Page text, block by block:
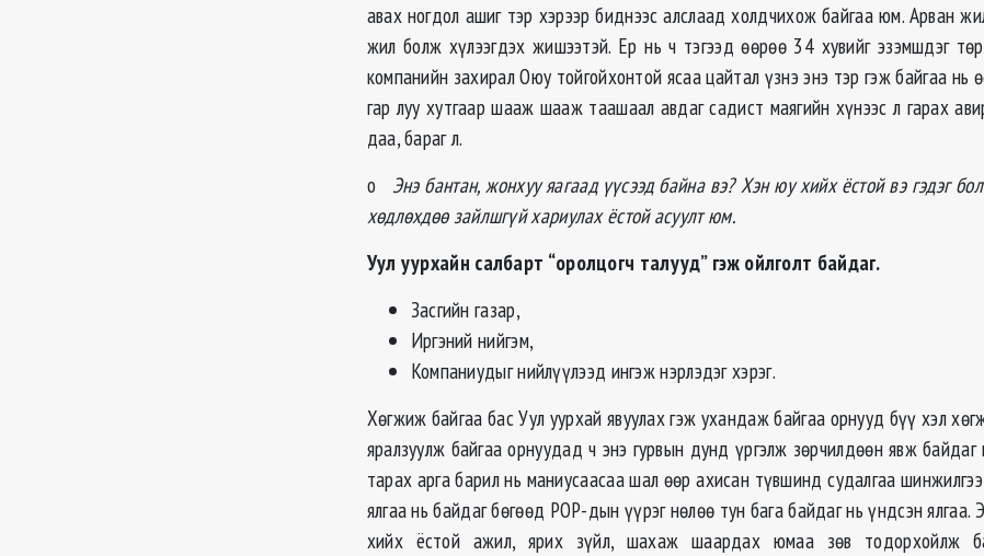
авах ногдол ашиг тэр хэрээр биднээс алслаад холдчихож байгаа юм. Арван
жил болж хүлээгдэх жишээтэй. Ер нь ч тэгээд өөрөө 34 хувийг эзэмшдэг
компанийн захирал Оюу тойгойхонтой ясаа цайтал үзнэ энэ тэр гэж байгаа нь
гар луу хутгаар шааж шааж таашаал авдаг садист маягийн хүнээс л гарах
даа, бараг л.
o Энэ бантан, жонхуу яагаад үүсээд байна вэ? Хэн юу хийх ёстой вэ гэдэг
хөдлөхдөө зайлшгүй хариулах ёстой асуулт юм.
Уул уурхайн салбарт “оролцогч талууд” гэж ойлголт байдаг.
Засгийн газар,
Иргэний нийгэм,
Компаниудыг нийлүүлээд ингэж нэрлэдэг хэрэг.
Хөгжиж байгаа бас Уул уурхай явуулах гэж ухандаж байгаа орнууд бүү хэл
яралзуулж байгаа орнуудад ч энэ гурвын дунд үргэлж зөрчилдөөн явж
тарах арга барил нь маниусаасаа шал өөр ахисан түвшинд судалгаа
ялгаа нь байдаг бөгөөд POP-дын үүрэг нөлөө тун бага байдаг нь үндсэн ялгаа.
хийх ёстой ажил, ярих зүйл, шахаж шаардах юмаа зөв тодорхойлж